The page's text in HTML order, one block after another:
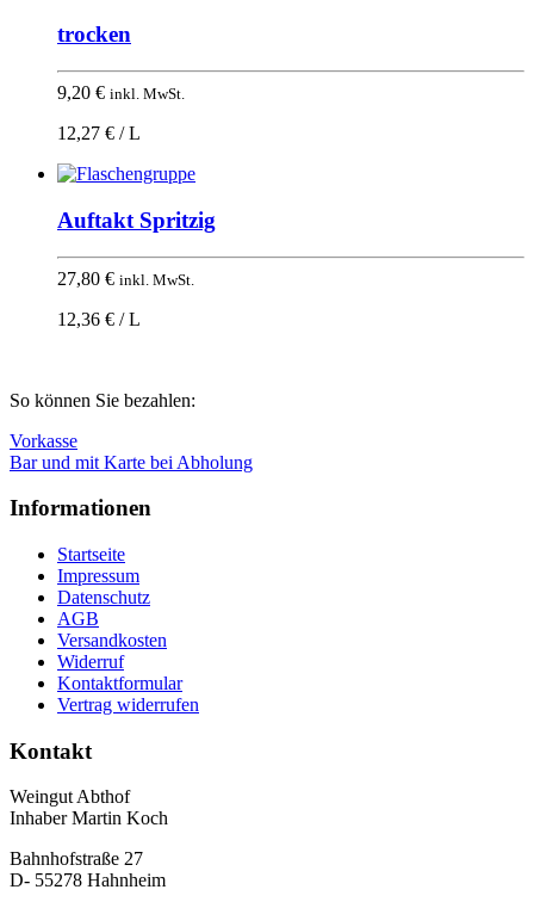
trocken
9,20 € inkl. MwSt.
12,27 € / L
Auftakt Spritzig
27,80 € inkl. MwSt.
12,36 € / L
oben
So können Sie bezahlen:
Vorkasse
Bar und mit Karte bei Abholung
Informationen
Startseite
Impressum
Datenschutz
AGB
Versandkosten
Widerruf
Kontaktformular
Vertrag widerrufen
Kontakt
Weingut Abthof
Inhaber Martin Koch
Bahnhofstraße 27
D- 55278 Hahnheim